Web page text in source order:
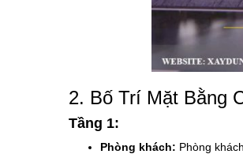
2. Bố Trí Mặt Bằng
Tầng 1:
Phòng khách: Phòng